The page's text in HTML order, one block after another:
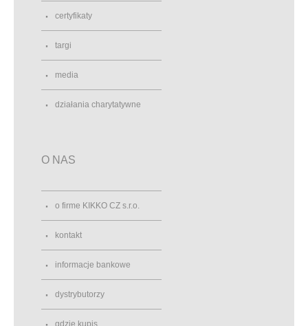
certyfikaty
targi
media
działania charytatywne
O NAS
o firme KIKKO CZ s.r.o.
kontakt
informacje bankowe
dystrybutorzy